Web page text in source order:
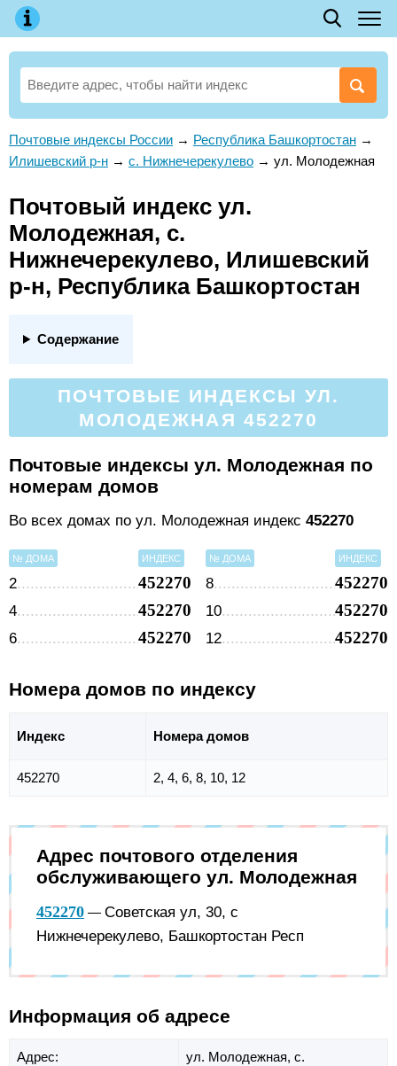
Почтовые индексы России → Республика Башкортостан →
Илишевский р-н → с. Нижнечерекулево → ул. Молодежная
Почтовый индекс ул.
Молодежная, с.
Нижнечерекулево, Илишевский
р-н, Республика Башкортостан
Содержание
ПОЧТОВЫЕ ИНДЕКСЫ УЛ.
МОЛОДЕЖНАЯ 452270
Почтовые индексы ул. Молодежная по
номерам домов
Во всех домах по ул. Молодежная индекс 452270
№ ДОМА ИНДЕКС
2 452270
4 452270
6 452270
№ ДОМА ИНДЕКС
8 452270
10 452270
12 452270
Номера домов по индексу
Индекс Номера домов
452270 2, 4, 6, 8, 10, 12
Адрес почтового отделения
обслуживающего ул. Молодежная
452270 — Советская ул, 30, с
Нижнечерекулево, Башкортостан Респ
Информация об адресе
Адрес: ул. Молодежная, с.